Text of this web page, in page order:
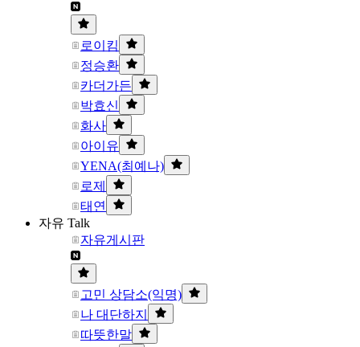
로이킴
정승환
카더가든
박효신
화사
아이유
YENA(최예나)
로제
태연
자유 Talk
자유게시판
고민 상담소(익명)
나 대단하지
따뜻한말